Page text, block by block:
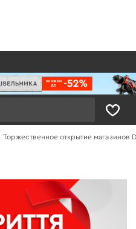
Торжественное открытие магазинов